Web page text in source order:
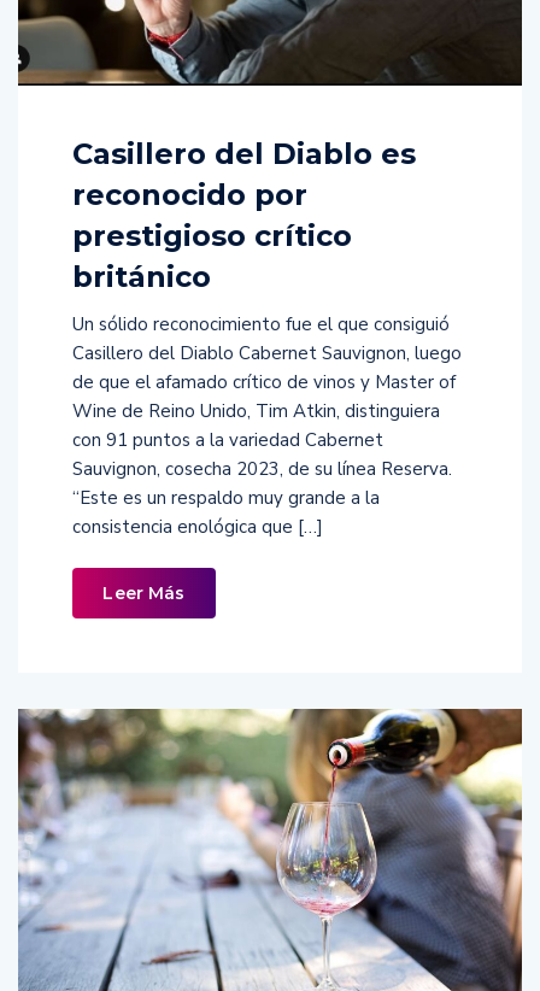
Casillero del Diablo es
reconocido por
prestigioso crítico
británico​
Un sólido reconocimiento fue el que consiguió
Casillero del Diablo Cabernet Sauvignon, luego
de que el afamado crítico de vinos y Master of
Wine de Reino Unido, Tim Atkin, distinguiera
con 91 puntos a la variedad Cabernet
Sauvignon, cosecha 2023, de su línea Reserva.​
“Este es un respaldo muy grande a la
consistencia enológica que […]
Leer Más